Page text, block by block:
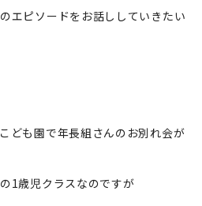
エピソードをお話ししていきたい
ども園で年長組さんのお別れ会が
1歳児クラスなのですが